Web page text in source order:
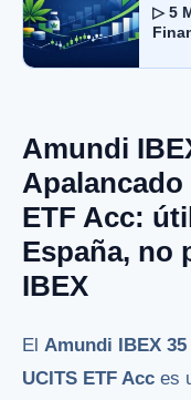
▷ 5
Amundi
Apalancado
ETF Acc:
España, no
IBEX
El Amundi IBEX
UCITS ETF Acc es